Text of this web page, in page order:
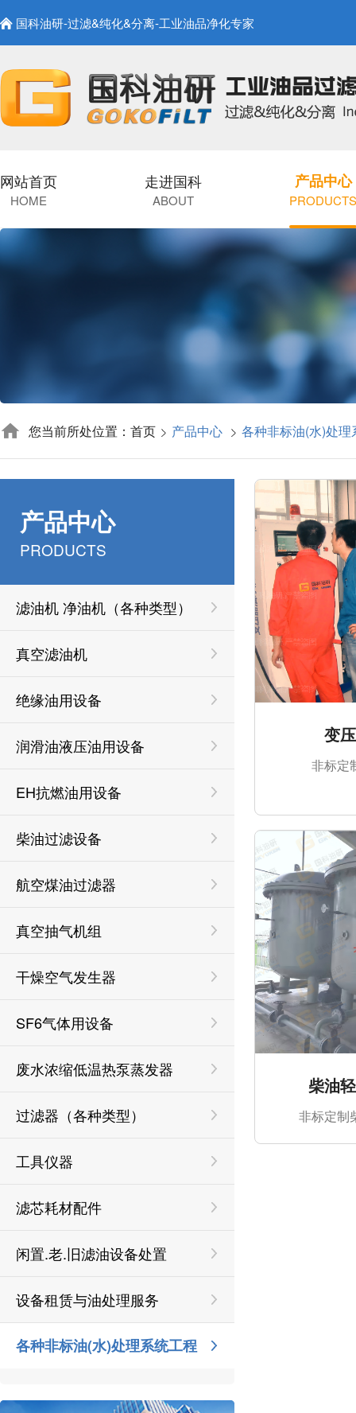
国科油研-过滤&纯化&分离-工业油品净化专家
网站首页
HOME
走进国科
ABOUT
产品中心
PRODUCTS
您当前所处位置：首页 产品中心 各种非标油(水)处理
产品中心
PRODUCTS
滤油机 净油机（各种类型）
真空滤油机
绝缘油用设备
润滑油液压油用设备
EH抗燃油用设备
柴油过滤设备
航空煤油过滤器
真空抽气机组
干燥空气发生器
SF6气体用设备
废水浓缩低温热泵蒸发器
过滤器（各种类型）
工具仪器
滤芯耗材配件
闲置.老.旧滤油设备处置
设备租赁与油处理服务
各种非标油(水)处理系统工程
变
非标定
柴油
非标定制